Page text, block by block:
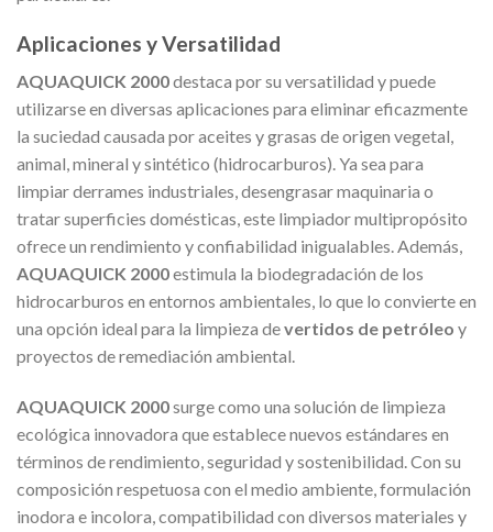
Aplicaciones y Versatilidad
AQUAQUICK 2000destaca por su versatilidad y puede
utilizarse en diversas aplicaciones para eliminar eficazmente
la suciedad causada por aceites y grasas de origen vegetal,
animal, mineral y sintético (hidrocarburos). Ya sea para
limpiar derrames industriales, desengrasar maquinaria o
tratar superficies domésticas, este limpiador multipropósito
ofrece un rendimiento y confiabilidad inigualables. Además,
AQUAQUICK 2000estimula la biodegradación de los
hidrocarburos en entornos ambientales, lo que lo convierte en
una opción ideal para la limpieza devertidos de petróleo y
proyectos de remediación ambiental.
AQUAQUICK 2000surge como una solución de limpieza
ecológica innovadora que establece nuevos estándares en
términos de rendimiento, seguridad y sostenibilidad. Con su
composición respetuosa con el medio ambiente, formulación
inodora e incolora, compatibilidad con diversos materiales y